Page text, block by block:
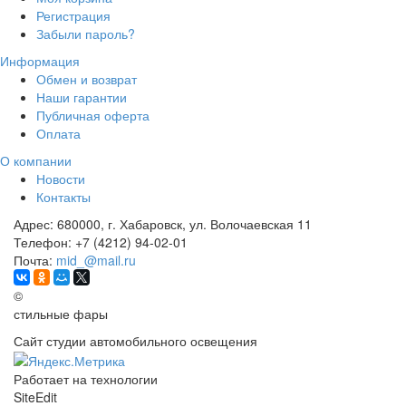
Регистрация
Забыли пароль?
Информация
Обмен и возврат
Наши гарантии
Публичная оферта
Оплата
О компании
Новости
Контакты
Адрес: 680000, г. Хабаровск, ул. Волочаевская 11
Телефон: +7 (4212) 94-02-01
Почта: mid_@mail.ru
©
стильные фары
Сайт студии автомобильного освещения
Работает на технологии
SiteEdit